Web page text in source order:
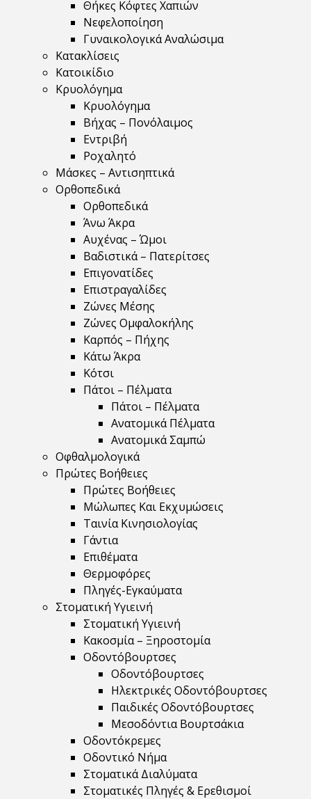
Θήκες Κόφτες Χαπιών
Νεφελοποίηση
Γυναικολογικά Αναλώσιμα
Κατακλίσεις
Κατοικίδιο
Κρυολόγημα
Κρυολόγημα
Βήχας – Πονόλαιμος
Εντριβή
Ροχαλητό
Μάσκες – Αντισηπτικά
Ορθοπεδικά
Ορθοπεδικά
Άνω Άκρα
Αυχένας – Ώμοι
Βαδιστικά – Πατερίτσες
Επιγονατίδες
Επιστραγαλίδες
Ζώνες Μέσης
Ζώνες Ομφαλοκήλης
Καρπός – Πήχης
Κάτω Άκρα
Κότσι
Πάτοι – Πέλματα
Πάτοι – Πέλματα
Ανατομικά Πέλματα
Ανατομικά Σαμπώ
Οφθαλμολογικά
Πρώτες Βοήθειες
Πρώτες Βοήθειες
Μώλωπες Και Εκχυμώσεις
Ταινία Κινησιολογίας
Γάντια
Επιθέματα
Θερμοφόρες
Πληγές-Εγκαύματα
Στοματική Υγιεινή
Στοματική Υγιεινή
Κακοσμία – Ξηροστομία
Οδοντόβουρτσες
Οδοντόβουρτσες
Ηλεκτρικές Οδοντόβουρτσες
Παιδικές Οδοντόβουρτσες
Μεσοδόντια Βουρτσάκια
Οδοντόκρεμες
Οδοντικό Νήμα
Στοματικά Διαλύματα
Στοματικές Πληγές & Ερεθισμοί